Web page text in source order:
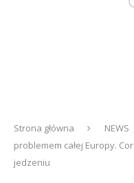
Strona główna NEWS
problemem całej Europy.
jedzeniu